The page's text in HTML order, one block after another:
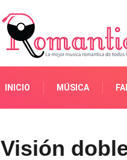
INICIO MÚSICA
Visión